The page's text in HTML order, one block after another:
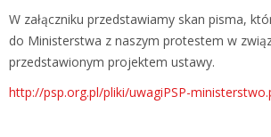
W załączniku przedstawiamy skan pisma,
do Ministerstwa z naszym protestem w
przedstawionym projektem ustawy.
http://psp.org.pl/pliki/uwagiPSP-